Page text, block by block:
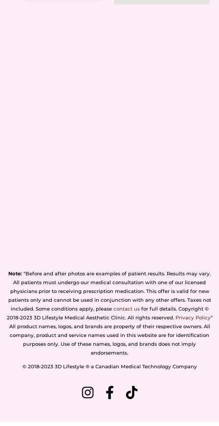
Note: “Before and after photos are examples of patient results. Results may vary.
All patients must undergo our medical consultation with one of our licensed
physicians prior to receiving prescription medication. This offer is valid for new
patients only and cannot be used in conjunction with any other offers. Taxes not
included. Some conditions apply, please contact usfor full details. Copyright ©
2018-2023 3D Lifestyle Medical Aesthetic Clinic. All rights reserved. Privacy Policy“
All product names, logos, and brands are property of their respective owners. All
company, product and service names used in this website are for identification
purposes only. Use of these names, logos, and brands does not imply
endorsements.
© 2018-2023 3D Lifestyle ® a Canadian Medical Technology Company